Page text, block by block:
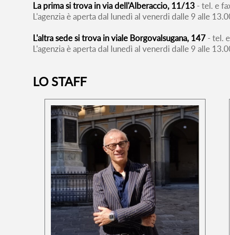
La prima si trova in via dell'Alberaccio, 11/13 - tel. e
L'agenzia è aperta dal lunedì al venerdi dalle 9 alle
L'altra sede si trova in viale Borgovalsugana, 147 - tel.
L'agenzia è aperta dal lunedì al venerdi dalle 9 alle
LO STAFF